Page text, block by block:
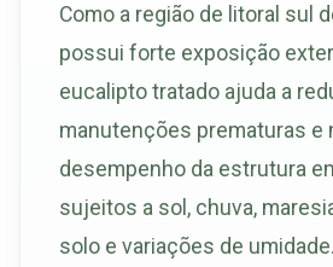
Como a região de litoral sul
possui forte exposição
eucalipto tratado ajuda a
manutenções prematuras e
desempenho da estrutura
sujeitos a sol, chuva,
solo e variações de